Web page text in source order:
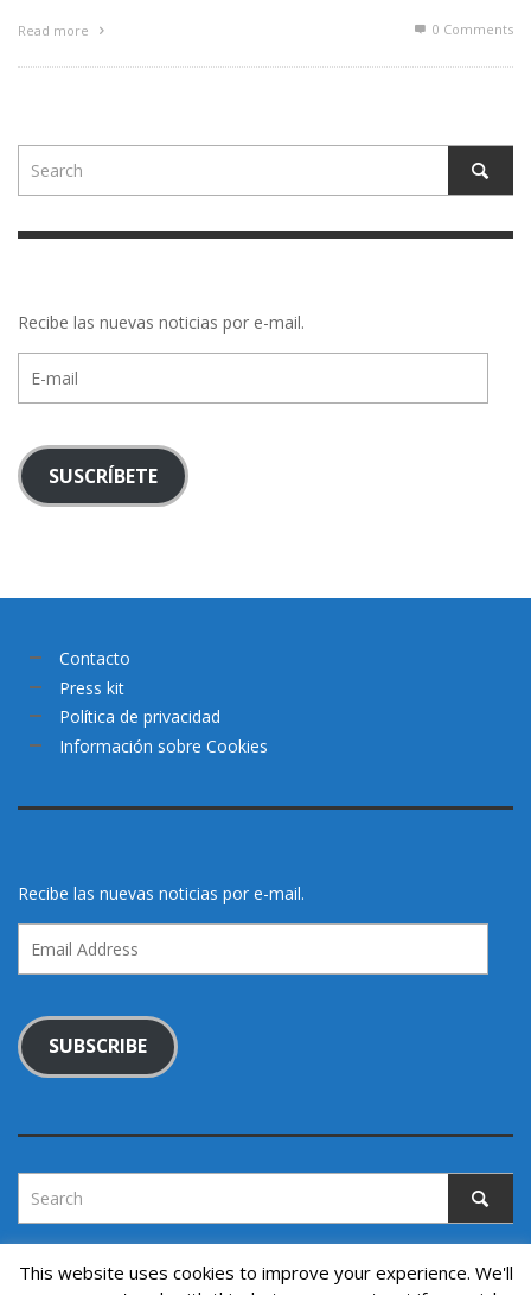
Read more 0 Comments
Recibe las nuevas noticias por e-mail.
mail
SUSCRÍBETE
Contacto
Press kit
Política de privacidad
Información sobre Cookies
Recibe las nuevas noticias por e-mail.
Address
SUBSCRIBE
This website uses cookies to improve your experience. We'll